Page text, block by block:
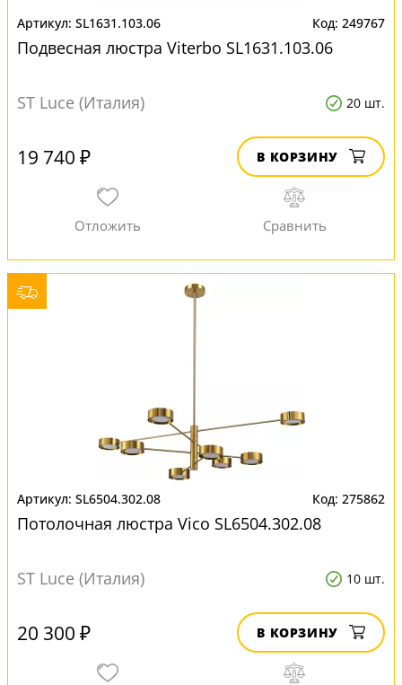
SL1631.103.06 249767
Подвесная люстра Viterbo SL1631.103.06
ST Luce (Италия) 20 шт.
19 740 ₽ В КОРЗИНУ
SL6504.302.08 275862
Потолочная люстра Vico SL6504.302.08
ST Luce (Италия) 10 шт.
20 300 ₽ В КОРЗИНУ